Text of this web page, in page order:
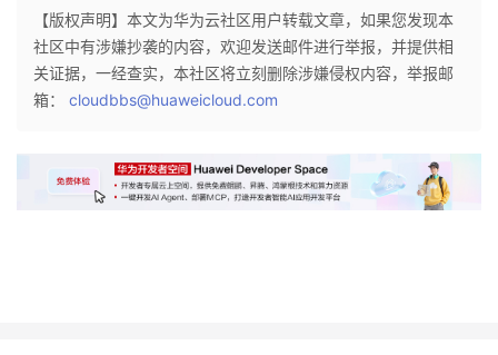
【版权声明】本文为华为云社区用户转载文章，如果您发现本
社区中有涉嫌抄袭的内容，欢迎发送邮件进行举报，并提供相
关证据，一经查实，本社区将立刻删除涉嫌侵权内容，举报邮
箱： cloudbbs@huaweicloud.com